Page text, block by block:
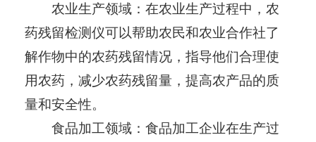
农业生产领域：在农业生产过程中，农
药残留检测仪可以帮助农民和农业合作社了
解作物中的农药残留情况，指导他们合理使
用农药，减少农药残留量，提高农产品的质
量和安全性。
食品加工领域：食品加工企业在生产过